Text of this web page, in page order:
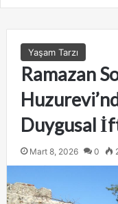
Yaşam Tarzı
Ramazan
Duygusal
Mart 8, 2026 0